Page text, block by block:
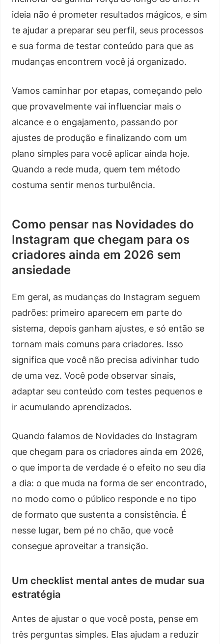
ideia não é prometer resultados mágicos, e sim
te ajudar a preparar seu perfil, seus processos
e sua forma de testar conteúdo para que as
mudanças encontrem você já organizado.
Vamos caminhar por etapas, começando pelo
que provavelmente vai influenciar mais o
alcance e o engajamento, passando por
ajustes de produção e finalizando com um
plano simples para você aplicar ainda hoje.
Quando a rede muda, quem tem método
costuma sentir menos turbulência.
Como pensar nas Novidades do
Instagram que chegam para os
criadores ainda em 2026 sem
ansiedade
Em geral, as mudanças do Instagram seguem
padrões: primeiro aparecem em parte do
sistema, depois ganham ajustes, e só então se
tornam mais comuns para criadores. Isso
significa que você não precisa adivinhar tudo
de uma vez. Você pode observar sinais,
adaptar seu conteúdo com testes pequenos e
ir acumulando aprendizados.
Quando falamos de Novidades do Instagram
que chegam para os criadores ainda em 2026,
o que importa de verdade é o efeito no seu dia
a dia: o que muda na forma de ser encontrado,
no modo como o público responde e no tipo
de formato que sustenta a consistência. É
nesse lugar, bem pé no chão, que você
consegue aproveitar a transição.
Um checklist mental antes de mudar sua
estratégia
Antes de ajustar o que você posta, pense em
três perguntas simples. Elas ajudam a reduzir